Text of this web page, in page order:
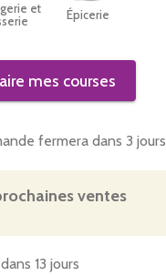
et
Épicerie
mes courses
fermera dans3 jours
ventes
13 jours